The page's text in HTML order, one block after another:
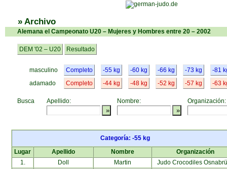
» Archivo
Alemana el Campeonato U20 – Mujeres y Hombres entre 20 – 2002
DEM '02 – U20 Resultado
masculino
adamado
Completo
Completo
-55 kg -60 kg -66 kg -73 kg
-81
-44 kg
-48 kg -52 kg -57 kg -63
Busca Apellido: Nombre: Organización:
Categoría: -55 kg
Lugar
Apellido Nombre
Organización
1.
Doll Martin
Judo Crocodiles